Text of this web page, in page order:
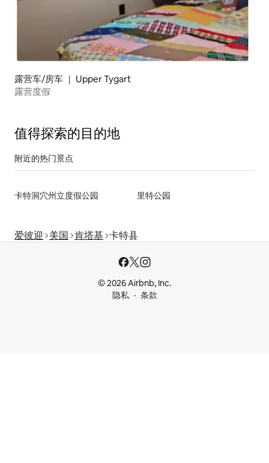
露营车/房车 ｜ Upper Tygart
露营度假
值得探索的目的地
附近的热门景点
卡特洞穴州立度假公园 里特公园
爱彼迎 美国 肯塔基 卡特县
© 2026 Airbnb, Inc.
隐私
条款